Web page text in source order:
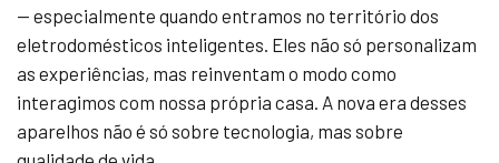
— especialmente quando entramos no território dos
eletrodomésticos inteligentes. Eles não só personalizam
as experiências, mas reinventam o modo como
interagimos com nossa própria casa. A nova era desses
aparelhos não é só sobre tecnologia, mas sobre